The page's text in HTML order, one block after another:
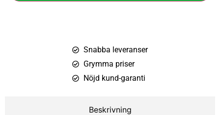
Snabba leveranser
Grymma priser
Nöjd kund-garanti
Beskrivning